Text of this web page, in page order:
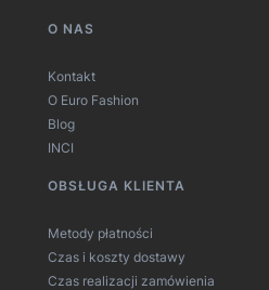
Linki w stopce
O NAS
Kontakt
O Euro Fashion
Blog
INCI
OBSŁUGA KLIENTA
Metody płatności
Czas i koszty dostawy
Czas realizacji zamówienia